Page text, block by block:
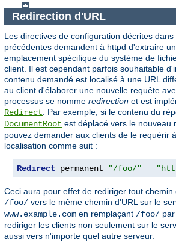
Redirection d'URL
Les directives de configuration décrites dans
précédentes demandent à httpd d'extraire
emplacement spécifique du système de
client. Il est cependant parfois souhaitable
contenu demandé est localisé à une URL
au client d'élaborer une nouvelle requête
processus se nomme redirection et est
Redirect . Par exemple, si le contenu du
DocumentRoot est déplacé vers le nouveau
pouvez demander aux clients de le requérir
localisation comme suit :
Redirect permanent "/foo/"
Ceci aura pour effet de rediriger tout
/foo/ vers le même chemin d'URL sur le
www.example.com en remplaçant /foo/ par
rediriger les clients non seulement sur le
aussi vers n'importe quel autre serveur.